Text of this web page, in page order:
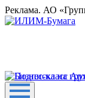
Реклама. АО